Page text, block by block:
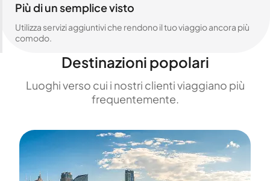
Più di un semplice visto
Utilizza servizi aggiuntivi che rendono il tuo viaggio ancora più
comodo.
Destinazioni popolari
Luoghi verso cui i nostri clienti viaggiano più
frequentemente.